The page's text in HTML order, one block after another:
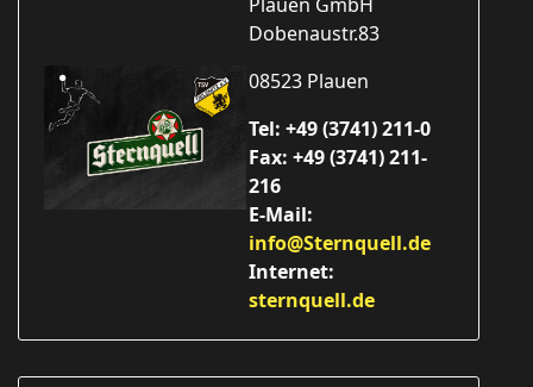
Dobenaustr.83
08523 Plauen
Tel: +49 (3741) 211-0
Fax: +49 (3741) 211-
216
E-Mail:
info@Sternquell.de
Internet:
sternquell.de